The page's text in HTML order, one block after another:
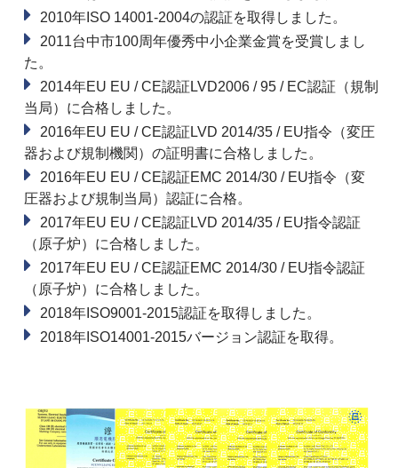
2010年ISO 14001-2004の認証を取得しました。
2011台中市100周年優秀中小企業金賞を受賞しまし
た。
2014年EU EU / CE認証LVD2006 / 95 / EC認証（規制
当局）に合格しました。
2016年EU EU / CE認証LVD 2014/35 / EU指令（変圧
器および規制機関）の証明書に合格しました。
2016年EU EU / CE認証EMC 2014/30 / EU指令（変
圧器および規制当局）認証に合格。
2017年EU EU / CE認証LVD 2014/35 / EU指令認証
（原子炉）に合格しました。
2017年EU EU / CE認証EMC 2014/30 / EU指令認証
（原子炉）に合格しました。
2018年ISO9001-2015認証を取得しました。
2018年ISO14001-2015バージョン認証を取得。